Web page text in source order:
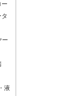
ー
液